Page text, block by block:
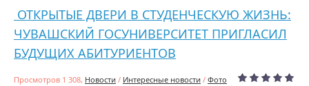
ОТКРЫТЫЕ ДВЕРИ В СТУДЕНЧЕСКУЮ ЖИЗНЬ:
ЧУВАШСКИЙ ГОСУНИВЕРСИТЕТ ПРИГЛАСИЛ
БУДУЩИХ АБИТУРИЕНТОВ
Просмотров 1 308, Новости / Интересные новости / Фото